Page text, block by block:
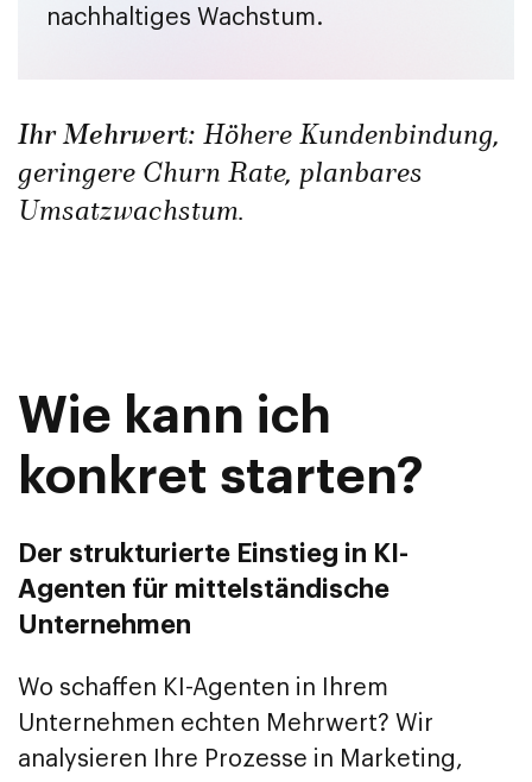
nachhaltiges Wachstum.
Ihr Mehrwert: Höhere Kundenbindung,
geringere Churn Rate, planbares
Umsatzwachstum.
Wie kann ich
konkret starten?
Der strukturierte Einstieg in KI-
Agenten für mittelständische
Unternehmen
Wo schaffen KI-Agenten in Ihrem
Unternehmen echten Mehrwert? Wir
analysieren Ihre Prozesse in Marketing,